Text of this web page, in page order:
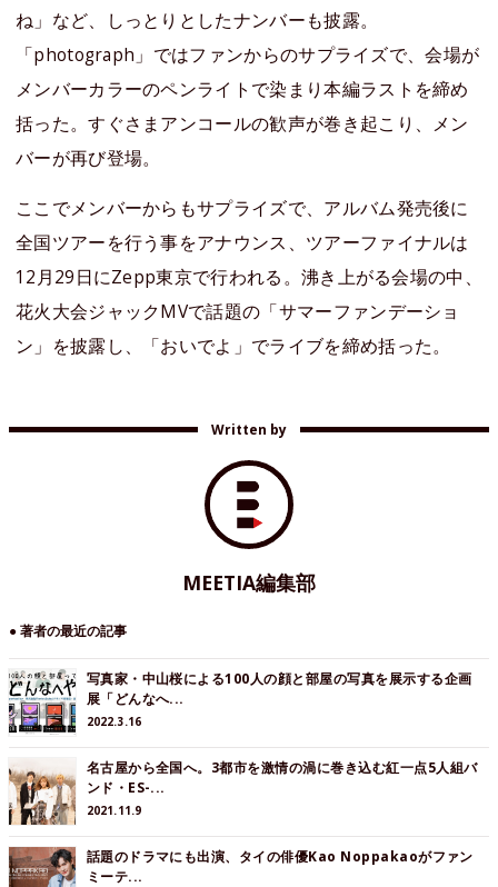
ね」など、しっとりとしたナンバーも披露。
「photograph」ではファンからのサプライズで、会場が
メンバーカラーのペンライトで染まり本編ラストを締め
括った。すぐさまアンコールの歓声が巻き起こり、メン
バーが再び登場。
ここでメンバーからもサプライズで、アルバム発売後に
全国ツアーを行う事をアナウンス、ツアーファイナルは
12月29日にZepp東京で行われる。沸き上がる会場の中、
花火大会ジャックMVで話題の「サマーファンデーショ
ン」を披露し、「おいでよ」でライブを締め括った。
Written by
MEETIA編集部
● 著者の最近の記事
写真家・中山桜による100人の顔と部屋の写真を展示する企画
展「どんなへ...
2022.3.16
名古屋から全国へ。3都市を激情の渦に巻き込む紅一点5人組バ
ンド・ES-...
2021.11.9
話題のドラマにも出演、タイの俳優Kao Noppakaoがファン
ミーテ...